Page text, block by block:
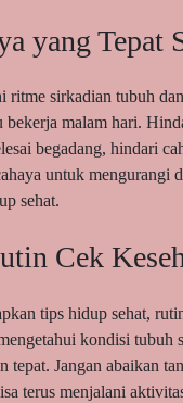
yang Tepat
ritme sirkadian tubuh
bekerja malam hari.
begadang, hindari
untuk mengurangi
sehat.
Cek
tips hidup sehat,
kondisi tubuh
tepat. Jangan abaikan
terus menjalani